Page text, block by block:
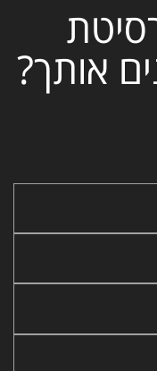
אותך?